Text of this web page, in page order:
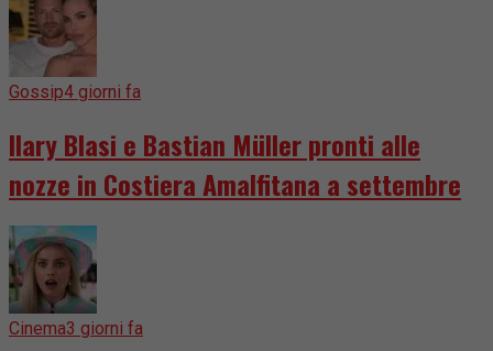
Gossip4 giorni fa
Ilary Blasi e Bastian Müller pronti alle
nozze in Costiera Amalfitana a settembre
Cinema3 giorni fa